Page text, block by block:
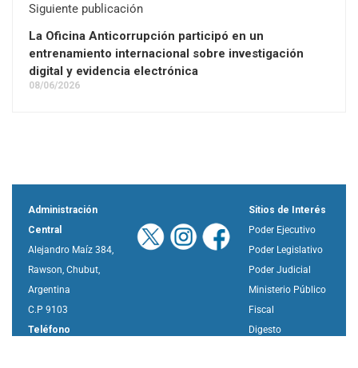
Siguiente publicación
La Oficina Anticorrupción participó en un
entrenamiento internacional sobre investigación
digital y evidencia electrónica
08/06/2026
Administración
Central
Alejandro Maíz 384,
Rawson, Chubut,
Argentina
C.P 9103
Teléfono
Sitios de Interés
Poder Ejecutivo
Poder Legislativo
Poder Judicial
Ministerio Público
Fiscal
Digesto